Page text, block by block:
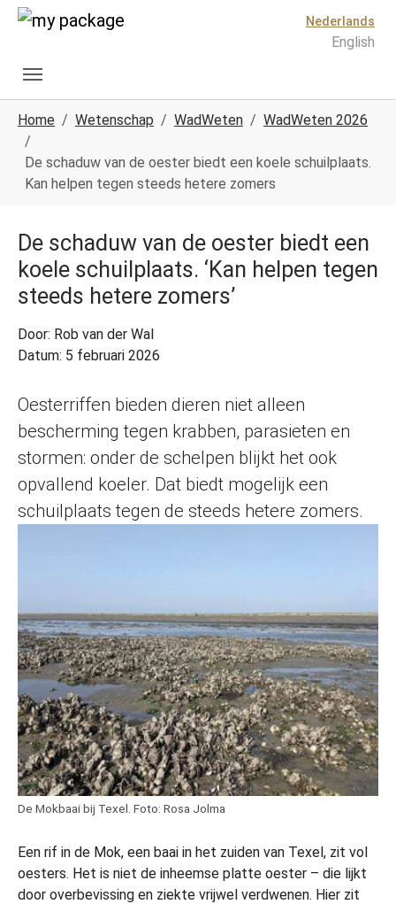
Spring naar hoofd-inhoud
Skip to page footer
Nederlands
English
Home Wetenschap WadWeten WadWeten 2026
De schaduw van de oester biedt een koele schuilplaats.
Kan helpen tegen steeds hetere zomers
De schaduw van de oester biedt een
koele schuilplaats. ‘Kan helpen tegen
steeds hetere zomers’
Door: Rob van der Wal
Datum: 5 februari 2026
De Mokbaai bij Texel. Foto: Rosa Jolma
Oesterriffen bieden dieren niet alleen
bescherming tegen krabben, parasieten en
stormen: onder de schelpen blijkt het ook
opvallend koeler. Dat biedt mogelijk een
schuilplaats tegen de steeds hetere zomers.
Een rif in de Mok, een baai in het zuiden van Texel, zit vol
oesters. Het is niet de inheemse platte oester – die lijkt
door overbevissing en ziekte vrijwel verdwenen. Hier zit